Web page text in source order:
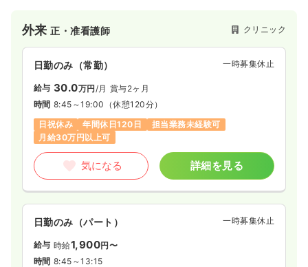
外来正・准看護師 クリニック
日勤のみ（常勤） 一時募集休止
給与 30.0万円 /月 賞与2ヶ月
時間 8:45～19:00 （休憩120分）
日祝休み
年間休日120日
担当業務未経験可
月給30万円以上可
気になる 詳細を見る
日勤のみ（パート） 一時募集休止
給与 時給1,900円〜
時間 8:45～13:15